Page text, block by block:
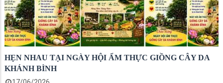
HẸN NHAU TẠI NGÀY HỘI ẨM THỰC GIỒNG CÂY DA
KHÁNH BÌNH